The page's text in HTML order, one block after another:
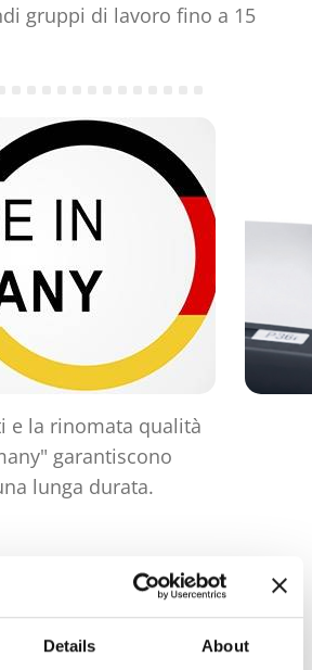
Details About
gruppi di lavoro fino a 15
e la rinomata qualità
garantiscono
lunga durata.